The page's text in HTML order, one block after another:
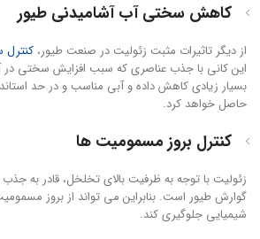
کاهش سختی آب آشامیدنی طیور
از دیگر تاثیرات مثبت زئولیت در صنعت طیور،
این کانی با جذب عناصری که سبب افزایش سختی در
بسیار زیادی کاهش داده و آبی مناسب و در حد
حاصل خواهد کرد.
کنترل بروز مسمومیت ها
زئولیت با توجه به ظرفیت بالای تخلخل، قادر به
گوارش طیور است. بنابراین می تواند از بروز
شیمیایی جلوگیری کند.